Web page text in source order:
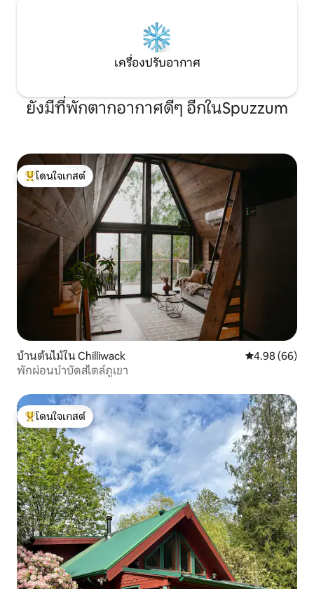
เครื่องปรับอากาศ
ยังมีที่พักตากอากาศดีๆ อีกในSpuzzum
โดนใจเกสต์ที่สุด
โดนใจเกสต์
บ้านต้นไม้ใน Chilliwack คะแนนเฉลี่ย
4.98 (66)
พักผ่อนบำบัดสไตล์ภูเขา
โดนใจเกสต์ที่สุด
โดนใจเกสต์